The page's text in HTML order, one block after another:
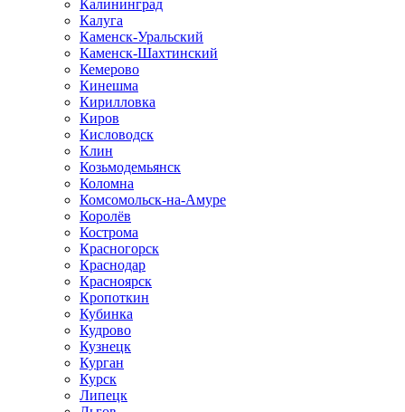
Калининград
Калуга
Каменск-Уральский
Каменск-Шахтинский
Кемерово
Кинешма
Кирилловка
Киров
Кисловодск
Клин
Козьмодемьянск
Коломна
Комсомольск-на-Амуре
Королёв
Кострома
Красногорск
Краснодар
Красноярск
Кропоткин
Кубинка
Кудрово
Кузнецк
Курган
Курск
Липецк